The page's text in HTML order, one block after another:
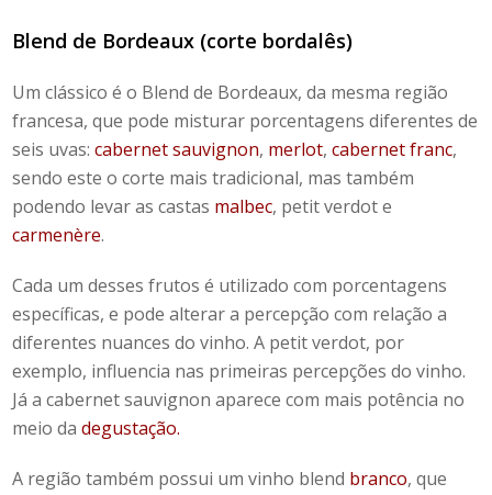
Blend de Bordeaux (corte bordalês)
Um clássico é o Blendde Bordeaux, da mesma região
francesa, que pode misturar porcentagens diferentes de
seis uvas:cabernet sauvignon, merlot,cabernet franc,
sendo este o corte mais tradicional, mas também
podendo levar as castas malbec, petit verdot e
carmenère.
Cada um desses frutos é utilizado com porcentagens
específicas, e pode alterar a percepção com relação a
diferentes nuances do vinho. A petit verdot, por
exemplo, influencia nas primeiras percepções do vinho.
Já a cabernet sauvignon aparece com mais potência no
meio dadegustação.
A região também possui umvinho blend branco, que